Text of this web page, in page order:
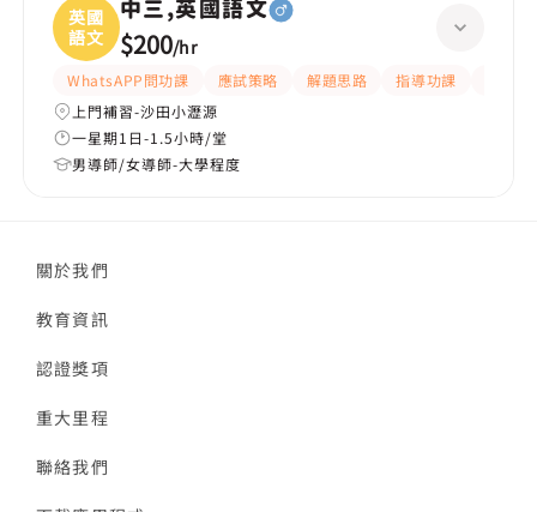
英國
語文
中三,英國語文
$200/hr
WhatsAPP問功課 應試策略 解題思路 指導功課
上門補習-沙田小瀝源
一星期1日-1.5小時/堂
男導師/女導師-大學程度
關於我們
教育資訊
認證獎項
重大里程
聯絡我們